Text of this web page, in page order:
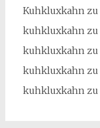
Kuhkluxkahn zu
kuhkluxkahn zu
kuhkluxkahn zu
kuhkluxkahn zu
kuhkluxkahn zu